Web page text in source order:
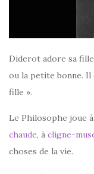
Diderot adore sa fille
ou la petite bonne. Il
fille ».
Le Philosophe joue
chaude, à cligne-
choses de la vie.